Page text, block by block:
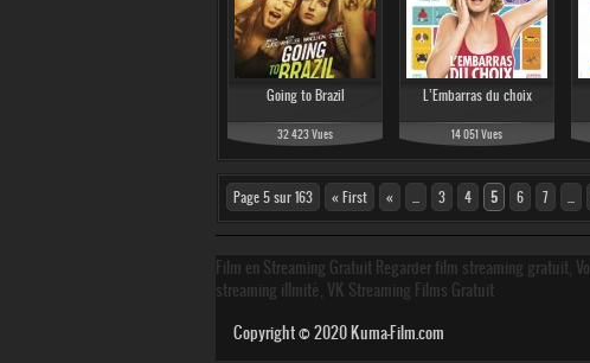
Going to Brazil
32 423 Vues
L’Embarras du choix
14 051 Vues
Page 5 sur 163 « First « 3 4 5 6 7
Film en Streaming Gratuit Regarder film streaming gratuit,
streaming illmité, VK Streaming Films Gratuit
Copyright © 2020Kuma-Film.com